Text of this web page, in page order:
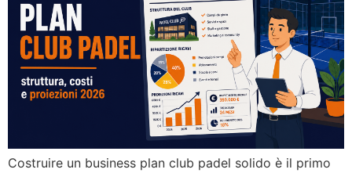
Costruire un business plan club padel solido è il primo